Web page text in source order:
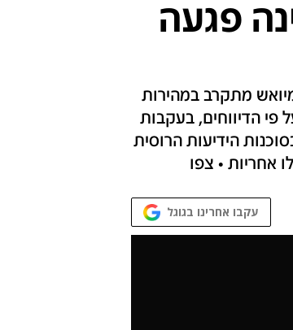
פגעה
מתקרב במהירות
הדיווחים, בעקבות
הידיעות הרוסית
עקבו אחרינו בגוגל